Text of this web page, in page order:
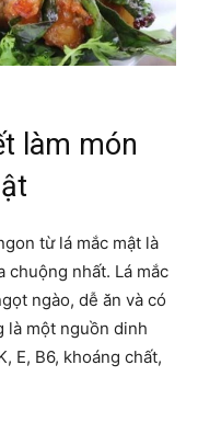
làm món
từ lá mắc mật là
chuộng nhất. Lá mắc
ngào, dễ ăn và có
là một nguồn dinh
E, B6, khoáng chất,